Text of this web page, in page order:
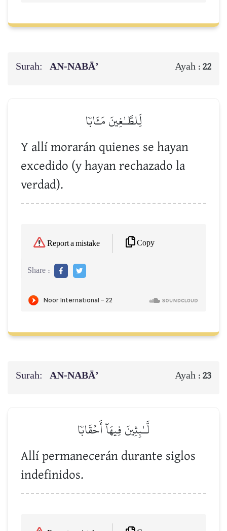
Surah: AN-NABĀ’ Ayah : 22
لِّلطَّـٰغِينَ مَـَٔابٗا
Y allí morarán quienes se hayan
excedido (y hayan rechazado la
verdad).
Report a mistake Copy
Share :
Surah: AN-NABĀ’ Ayah : 23
لَّـٰبِثِينَ فِيهَآ أَحۡقَابٗا
Allí permanecerán durante siglos
indefinidos.